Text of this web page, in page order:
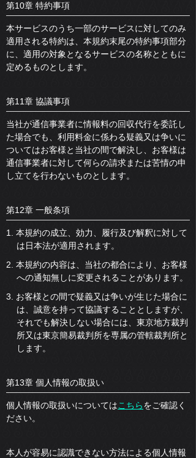
第10章 特約事項
本サービスのうち一部のサービスに対してのみ
適用される特約は、本規約末尾の特約事項部分
に、適用の対象となるサービスの名称とともに
定めるものとします。
第11章 協議事項
当社が通信事業者に情報料の回収代行を委託し
た場合でも、利用料金に係わる疑義又は争いに
ついてはお客様と当社の間で解決し、お客様は
通信事業者に対して何らの請求または苦情の申
し立てを行わないものとします。
第12章 一般条項
1. 本規約の成立、効力、履行及び解釈に対して
は日本法が適用されます。
2. 本規約の内容は、当社の都合により、お客様
への通知無しに変更されることがあります。
3. お客様との間で疑義又は争いが生じた場合に
は、誠意を持って協議することとしますが、
それでも解決しない場合には、東京地方裁判
所又は東京簡易裁判所を専属の管轄裁判所と
します。
第13章 個人情報の取扱い
個人情報の取扱いについてはこちらをご確認く
ださい。
本人が容易に認識できない方法による個人情報